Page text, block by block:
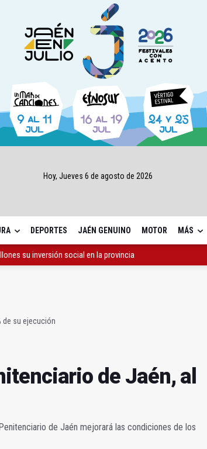
Hoy, Jueves 6 de agosto de 2026
DEPORTES JAÉN GENUINO MOTOR MÁS
su inversión social en la provincia
de su ejecución
de Jaén, al
de Jaén mejorará las condiciones de los